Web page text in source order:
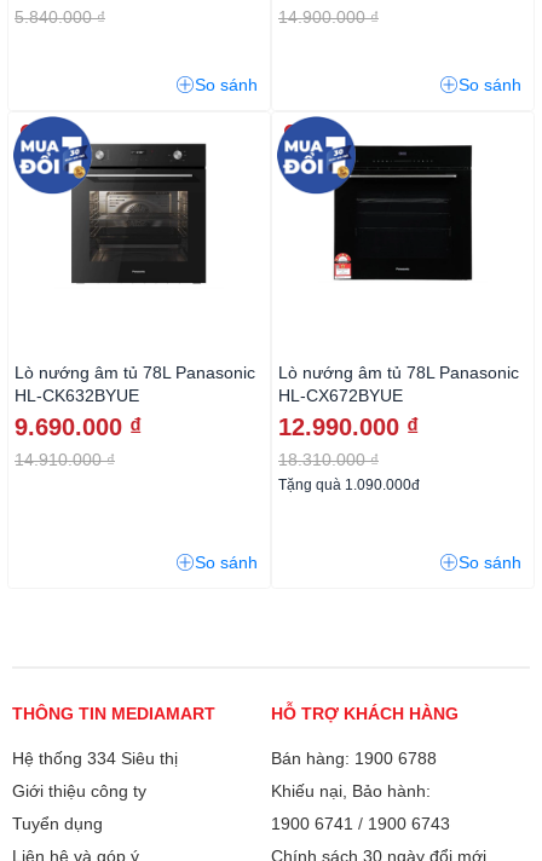
5.840.000 ₫
So sánh
14.900.000 ₫
So sánh
Lò nướng âm tủ 78L Panasonic
HL-CK632BYUE
9.690.000 ₫
14.910.000 ₫
-35%
So sánh
Lò nướng âm tủ 78L Panasonic
HL-CX672BYUE
12.990.000 ₫
18.310.000 ₫
-29%
Tặng quà 1.090.000đ
So sánh
THÔNG TIN MEDIAMART
Hệ thống 334 Siêu thị
Giới thiệu công ty
Tuyển dụng
Liên hệ và góp ý
HỖ TRỢ KHÁCH HÀNG
Bán hàng: 1900 6788
Khiếu nại, Bảo hành:
1900 6741 / 1900 6743
Chính sách 30 ngày đổi mới